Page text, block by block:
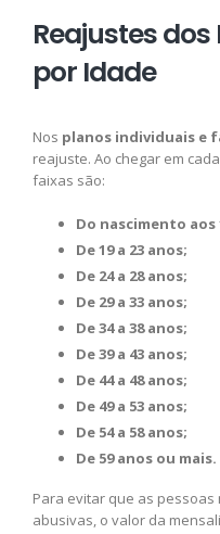
Reajustes
por Idade
Nos planos individuais e
reajuste. Ao chegar em
faixas são:
Do nascimento aos
De 19 a 23 anos;
De 24 a 28 anos;
De 29 a 33 anos;
De 34 a 38 anos;
De 39 a 43 anos;
De 44 a 48 anos;
De 49 a 53 anos;
De 54 a 58 anos;
De 59 anos ou mais.
Para evitar que as
abusivas, o valor da